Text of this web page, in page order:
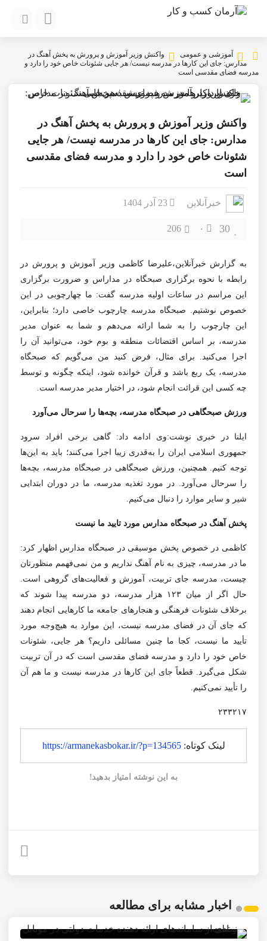
آموزشی و عمومی
واکنش وزیر آموزش و پرورش به پخش آهنگ در
مدارس: جای این کارها در مدرسه نیست/ هر جایی شئونات خاص خود را دارد و
مدرسه فضای مقدسی است
واکنش وزیر آموزش و پرورش به پخش آهنگ در
مدارس: جای این کارها در مدرسه نیست/ هر جایی
شئونات خاص خود را دارد و مدرسه فضای مقدسی
است
خبرآنلاین 23 آذر 1404
30 ۰ 206
به گزارش خبرآنلاین،علیرضا کاظمی وزیر آموزش و پرورش در
رابطه با نحوه برگزاری صبحگاه در مداراس و ضرورت برگزاری
این مراسم در ساعات اولیه مدرسه گفت: ما چهارچوبی در این
خصوص نوشتیم. صبحگاه مدرسه چارچوب خاصی دارد؛ بنابراین،
این چارچوب را به شما ارائه می‌دهم و شما به عنوان مدیر
مدرسه، بر اساس اقتضائات منطقه و بوم خود، می‌توانید آن را
اجرا می‌کنید. برای مثال، فرض کنید من می‌گویم که صبحگاه
مدرسه، یک ربع باشد و قرآن خوانده شود، اینکه چگونه و توسط
چه کسی این قرائت انجام شود، در اختیار مدیر مدرسه است.
ورزش صبحگاهی در صبحگاه مدرسه، بچه‌ها را سرحال می‌آورد
ایلنا در خبری نوشت:وی ادامه داد: گاهی برخی افراد سرود
جمهوری اسلامی ایران را به‌قدری زیبا اجرا می‌کنند؛ باید به این‌ها
توجه کنیم. همچنین، ورزش صبحگاهی در صبحگاه مدرسه، بچه‌ها
را سرحال می‌آورد. در مورد تغذیه مدرسه، ما در دوران ابتدایی
شیر و سایر موارد را دنبال می‌کنیم.
پخش آهنگ در صبحگاه مدارس مورد تایید ما نیست
کاظمی در خصوص پخش موسیقی در صبحگاه مدارس اظهار کرد:
ما در مدرسه، چیزی به نام آهنگ نداریم و من نمی‌فهمم منظورتان
چیست، مدرسه جای تربیت، آموزش و فعالیت‌های گروهی است.
حال اگر از میان ۱۲۳ هزار مدرسه، دو مدرسه پیدا شوند که
برخلاف شئونات فرهنگی و هنجارهای جامعه ما کارهایی انجام دهند
که جای آن در فضای مدرسه نیست، این موارد به هیچ‌وجه مورد
تأیید ما نیست، کجا ما چنین مسائلی داریم؟ هر جایی، شئونات
خاص خود را دارد و مدرسه فضای مقدسی است که در آن تربیت
شکل می‌گیرد. قطعاً جای این کارها در مدرسه نیست و ما هم آن
را تأیید نمی‌کنیم.
۲۳۳۲۱۷
لینک کوتاه:https://armanekasbokar.ir/?p=134565
به این نوشته امتیاز بدهید!
اخبار مشابه برای مطالعه